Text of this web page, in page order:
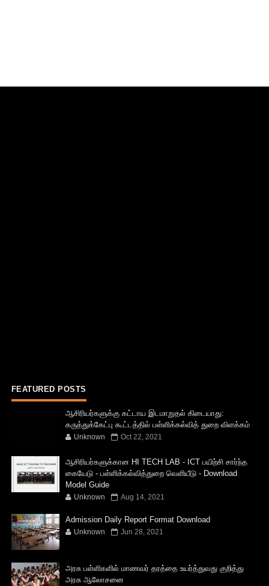
FEATURED POSTS
ஆசிரியர்களுக்கு கட்டாய இடமாறுதல் கிடையாது:
கருத்துக்கேட்பு கூட்டத்தில் பள்ளிக்கல்வித் துறை விளக்கம்
Unknown Oct 22, 2021
ஆசிரியர்களுக்கான HI TECH LAB - ICT பயிற்சி சார்ந்த
கையேடு - பள்ளிக்கல்வித்துறை வெளியீடு - Download
Model Guide
Unknown Aug 14, 2021
Admission Daily Report Format Download
Unknown Jun 28, 2021
அரசு பள்ளிகளில் மாணவர் தரத்தை உயர்த்துவது குறித்து
அரசு ஆலோசனை